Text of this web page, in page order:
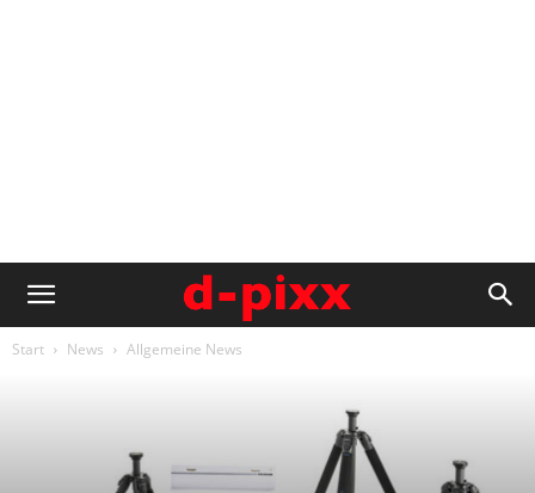
Start News Allgemeine News